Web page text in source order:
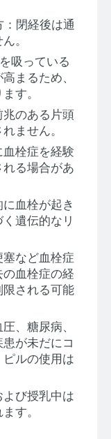
閉経後は通
。
吸っている
まるため、
す。
のある片頭
ません。
栓症を経験
る場合があ
血栓が起き
遺伝的なリ
など血栓症
血栓症の経
される可能
、糖尿病、
が未だにコ
ルの使用は
び授乳中は
す。